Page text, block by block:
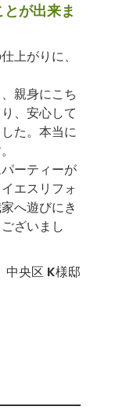
が出来ま
上がりに、
親身にこち
、安心して
た。本当に
ーティーが
エスリフォ
へ遊びにき
ざいまし
中央区 K様邸